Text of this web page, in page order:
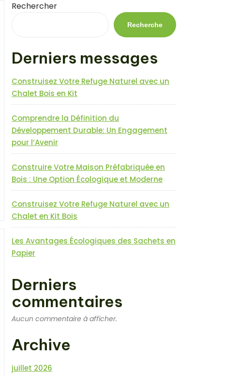
Rechercher
Recherche
Derniers messages
Construisez Votre Refuge Naturel avec un
Chalet Bois en Kit
Comprendre la Définition du
Développement Durable: Un Engagement
pour l’Avenir
Construire Votre Maison Préfabriquée en
Bois : Une Option Écologique et Moderne
Construisez Votre Refuge Naturel avec un
Chalet en Kit Bois
Les Avantages Écologiques des Sachets en
Papier
Derniers
commentaires
Aucun commentaire à afficher.
Archive
juillet 2026